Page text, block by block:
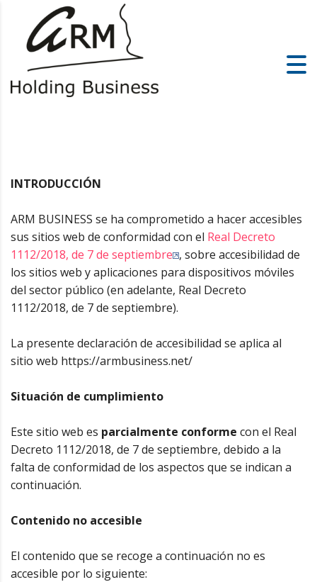
INTRODUCCIÓN
ARM BUSINESS se ha comprometido a hacer accesibles
sus sitios web de conformidad con el Real Decreto
1112/2018, de 7 de septiembre , sobre accesibilidad de
los sitios web y aplicaciones para dispositivos móviles
del sector público (en adelante, Real Decreto
1112/2018, de 7 de septiembre).
La presente declaración de accesibilidad se aplica al
sitio web https://armbusiness.net/
Situación de cumplimiento
Este sitio web es parcialmente conforme con el Real
Decreto 1112/2018, de 7 de septiembre, debido a la
falta de conformidad de los aspectos que se indican a
continuación.
Contenido no accesible
El contenido que se recoge a continuación no es
accesible por lo siguiente: